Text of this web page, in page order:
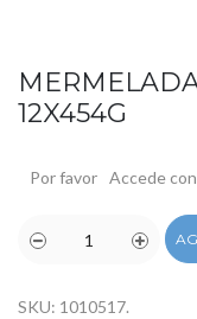
12X454G
Por favor Accede
SKU: 1010517.